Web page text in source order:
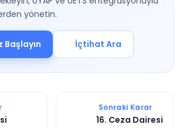
yönetin.
Başlayın İçtihat Ara
Sonraki Karar
16. Ceza Dairesi